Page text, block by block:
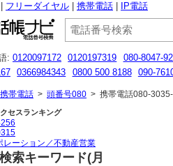
フリーダイヤル 携帯電話 IP電話
: 0120097172 0120197319 080-8047-
0366984343 0800 500 8188 090-
携帯電話 > 頭番号080 > 携帯電話080-
セスランキング
レーション／不動産営業
索キーワード(月